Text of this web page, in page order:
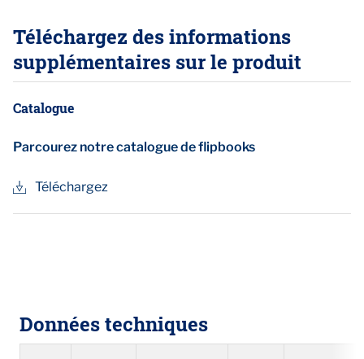
Téléchargez des informations
supplémentaires sur le produit
Catalogue
Parcourez notre catalogue de flipbooks
Téléchargez
Données techniques